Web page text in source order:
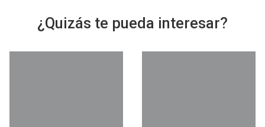
¿Quizás te pueda interesar?